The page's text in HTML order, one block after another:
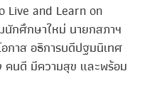
and Learn on
กศึกษาใหม่ นายกสภาฯ
กาส อธิการบดีปฐมนิเทศ
คนดี มีความสุข และพร้อม